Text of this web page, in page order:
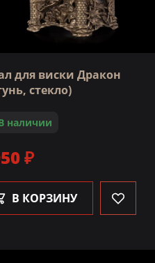
для виски Дракон
стекло)
наличии
₽
В КОРЗИНУ